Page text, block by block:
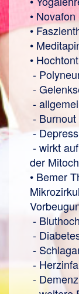
•
•
•
•
-
-
-
- Burnout
-
- wirkt
der
• Bemer
-
-
-
-
- Demenz